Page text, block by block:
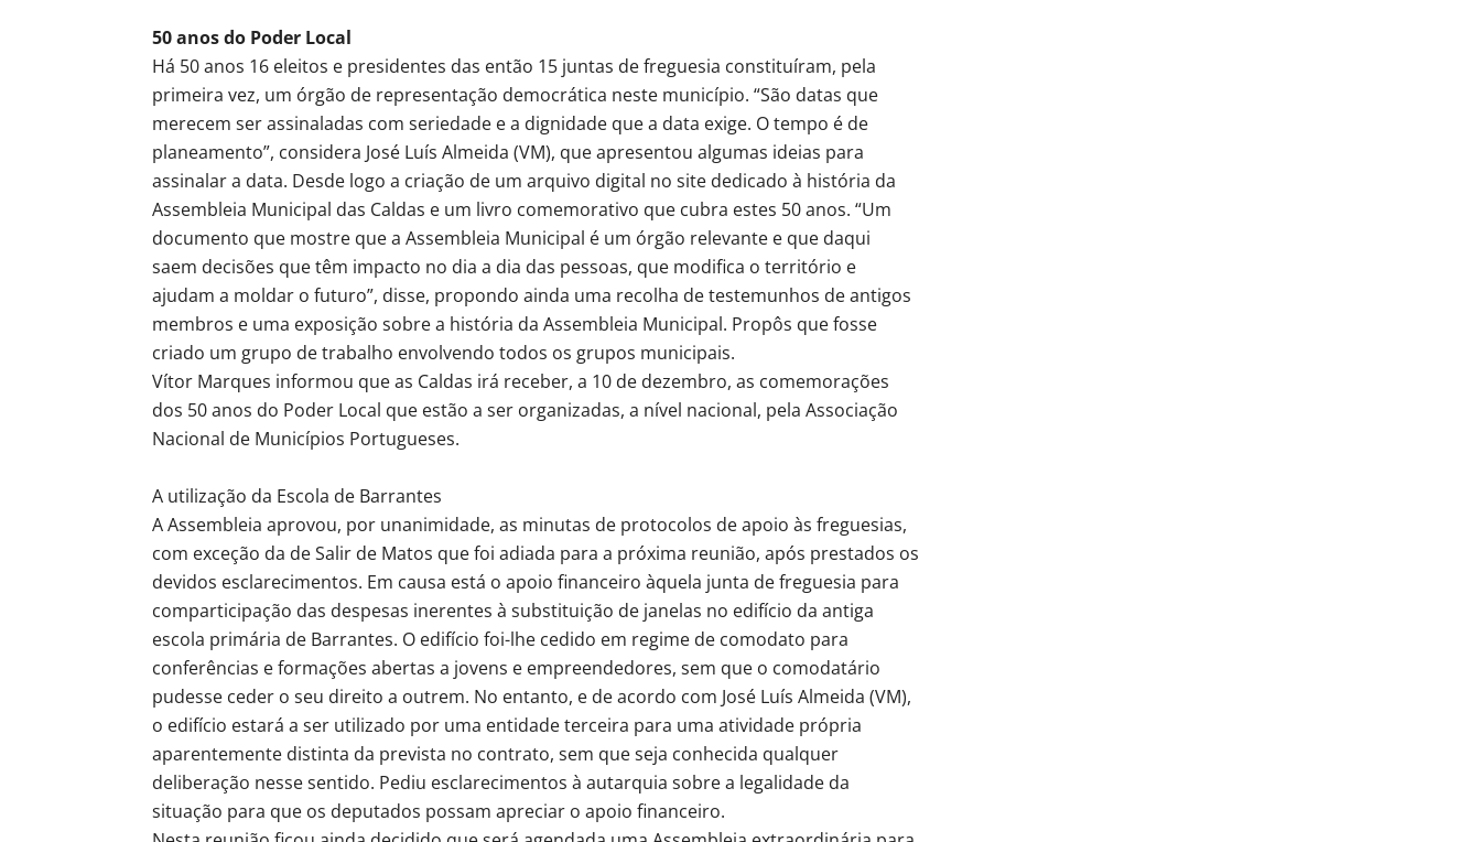
50 anos do Poder Local
Há 50 anos 16 eleitos e presidentes das então 15 juntas de freguesia constituíram, pela
primeira vez, um órgão de representação democrática neste município. “São datas que
merecem ser assinaladas com seriedade e a dignidade que a data exige. O tempo é de
planeamento”, considera José Luís Almeida (VM), que apresentou algumas ideias para
assinalar a data. Desde logo a criação de um arquivo digital no site dedicado à história da
Assembleia Municipal das Caldas e um livro comemorativo que cubra estes 50 anos. “Um
documento que mostre que a Assembleia Municipal é um órgão relevante e que daqui
saem decisões que têm impacto no dia a dia das pessoas, que modifica o território e
ajudam a moldar o futuro”, disse, propondo ainda uma recolha de testemunhos de antigos
membros e uma exposição sobre a história da Assembleia Municipal. Propôs que fosse
criado um grupo de trabalho envolvendo todos os grupos municipais.
Vítor Marques informou que as Caldas irá receber, a 10 de dezembro, as comemorações
dos 50 anos do Poder Local que estão a ser organizadas, a nível nacional, pela Associação
Nacional de Municípios Portugueses.
A utilização da Escola de Barrantes
A Assembleia aprovou, por unanimidade, as minutas de protocolos de apoio às freguesias,
com exceção da de Salir de Matos que foi adiada para a próxima reunião, após prestados os
devidos esclarecimentos. Em causa está o apoio financeiro àquela junta de freguesia para
comparticipação das despesas inerentes à substituição de janelas no edifício da antiga
escola primária de Barrantes. O edifício foi-lhe cedido em regime de comodato para
conferências e formações abertas a jovens e empreendedores, sem que o comodatário
pudesse ceder o seu direito a outrem. No entanto, e de acordo com José Luís Almeida (VM),
o edifício estará a ser utilizado por uma entidade terceira para uma atividade própria
aparentemente distinta da prevista no contrato, sem que seja conhecida qualquer
deliberação nesse sentido. Pediu esclarecimentos à autarquia sobre a legalidade da
situação para que os deputados possam apreciar o apoio financeiro.